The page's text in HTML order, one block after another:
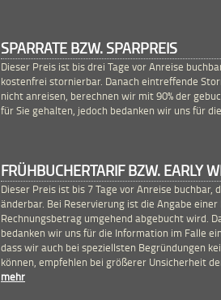
SPARRATE BZW. SPARPREIS
Dieser Preis ist bis drei Tage vor Anreise
kostenfrei stornierbar. Danach eintreffende
nicht anreisen, berechnen wir mit 90% der
für Sie gehalten, jedoch bedanken wir uns für
FRÜHBUCHERTARIF BZW. EARLY
Dieser Preis ist bis 7 Tage vor Anreise
änderbar. Bei Reservierung ist die Angabe
Rechnungsbetrag umgehend abgebucht wird.
bedanken wir uns für die Information im Falle
dass wir auch bei speziellsten Begründungen
können, empfehlen bei größerer Unsicherheit
mehr